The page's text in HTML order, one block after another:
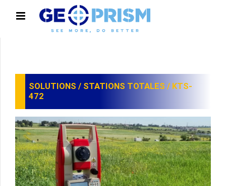
SOLUTIONS / STATIONS TOTALES / KTS-
472